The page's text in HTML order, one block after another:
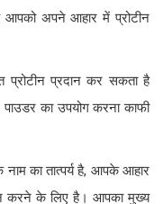
आपको अपने आहार में प्रोटीन
प्रोटीन प्रदान कर सकता है
का उपयोग करना काफी
का तात्पर्य है, आपके आहार
करने के लिए है। आपका मुख्य